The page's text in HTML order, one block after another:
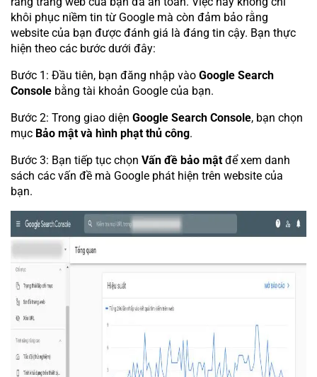
khôi phục niềm tin từ Google mà còn đảm bảo rằng
website của bạn được đánh giá là đáng tin cậy. Bạn thực
hiện theo các bước dưới đây:
Bước 1: Đầu tiên, bạn đăng nhập vào Google Search
Console bằng tài khoản Google của bạn.
Bước 2: Trong giao diện Google Search Console, bạn chọn
mục Bảo mật và hình phạt thủ công.
Bước 3: Bạn tiếp tục chọn Vấn đề bảo mậtđể xem danh
sách các vấn đề mà Google phát hiện trên website của
bạn.